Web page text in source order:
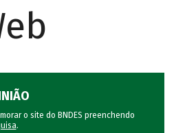
o site do BNDES preenchendo
.